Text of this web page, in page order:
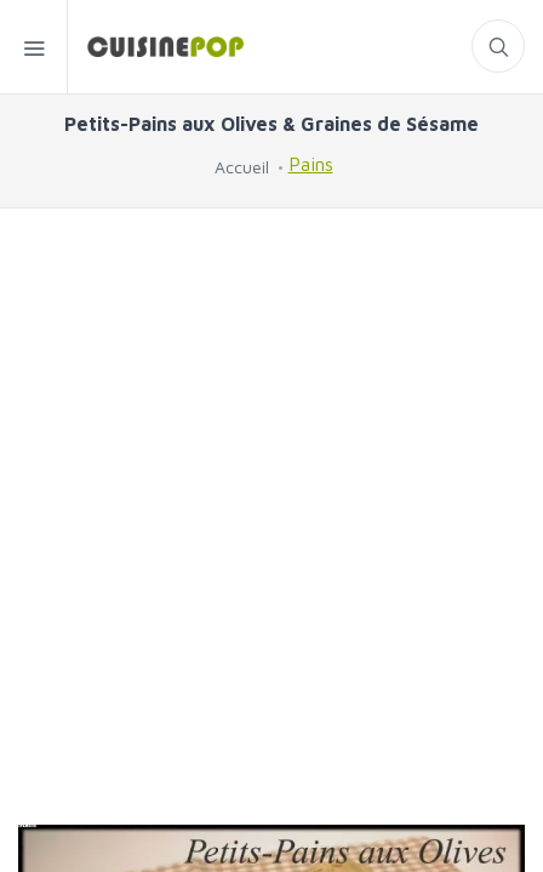
Petits-Pains aux Olives & Graines de Sésame
Accueil Pains